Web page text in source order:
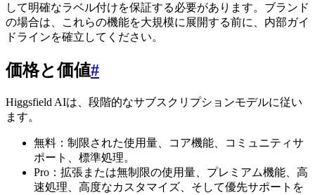
して明確なラベル付けを保証する必要があります。ブランド
の場合は、これらの機能を大規模に展開する前に、内部ガイ
ドラインを確立してください。
価格と価値#
Higgsfield AIは、段階的なサブスクリプションモデルに従い
ます。
無料：制限された使用量、コア機能、コミュニティサ
ポート、標準処理。
Pro：拡張または無制限の使用量、プレミアム機能、高
速処理、高度なカスタマイズ、そして優先サポートを